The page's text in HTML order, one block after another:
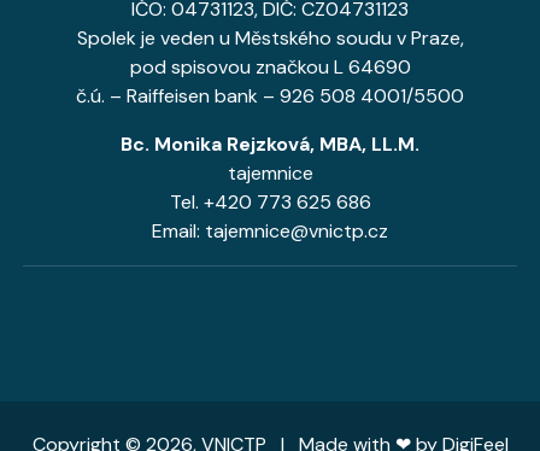
IČO: 04731123, DIČ: CZ04731123
Spolek je veden u Městského soudu v Praze,
pod spisovou značkou L 64690
č.ú. – Raiffeisen bank – 926 508 4001/5500
Bc. Monika Rejzková, MBA, LL.M.
tajemnice
Tel. +420 773 625 686
Email: tajemnice@vnictp.cz
Copyright © 2026, VNICTP | Made with ❤ byDigiFeel